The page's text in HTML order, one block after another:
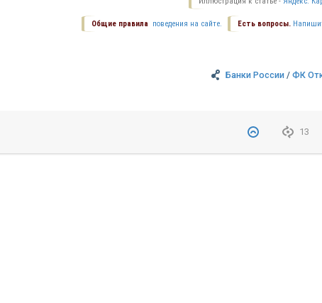
Есть вопросы.
Общие правила поведения на сайте.
Банки России /ФК
13